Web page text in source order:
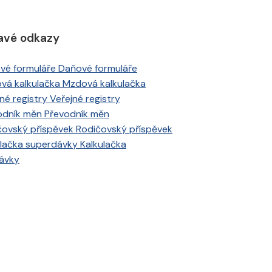
odkazy
Daňové formuláře
Mzdová kalkulačka
Veřejné registry
Převodník měn
Rodičovský příspěvek
Kalkulačka